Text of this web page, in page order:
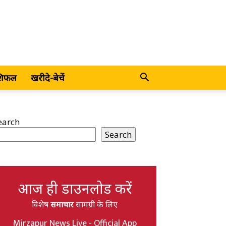
खरीदे-बेचें
Search
आज ही डाउनलोड करें
विशेषसमाचारसामग्री के लिए